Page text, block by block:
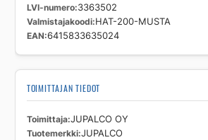
LVI-numero 3363502
Valmistajakoodi HAT-200-MUSTA
EAN 6415833635024
TOIMITTAJAN TIEDOT
Toimittaja JUPALCO OY
Tuotemerkki JUPALCO